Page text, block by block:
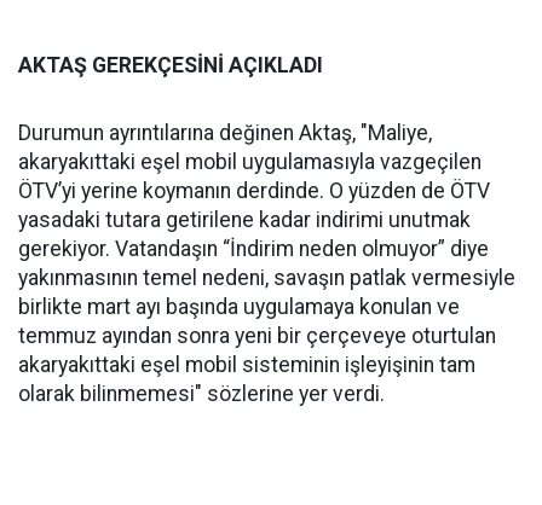
AKTAŞ GEREKÇESİNİ AÇIKLADI
Durumun ayrıntılarına değinen Aktaş, "Maliye,
akaryakıttaki eşel mobil uygulamasıyla vazgeçilen
ÖTV’yi yerine koymanın derdinde. O yüzden de ÖTV
yasadaki tutara getirilene kadar indirimi unutmak
gerekiyor. Vatandaşın “İndirim neden olmuyor” diye
yakınmasının temel nedeni, savaşın patlak vermesiyle
birlikte mart ayı başında uygulamaya konulan ve
temmuz ayından sonra yeni bir çerçeveye oturtulan
akaryakıttaki eşel mobil sisteminin işleyişinin tam
olarak bilinmemesi" sözlerine yer verdi.